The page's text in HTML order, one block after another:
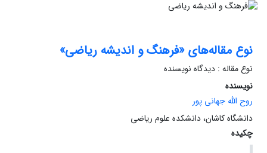
نوع مقاله‌های «فرهنگ و اندیشه ریاضی»
نوع مقاله : دیدگاه نویسنده
نویسنده
روح الله جهانی پور
دانشگاه کاشان، دانشکده علوم ریاضی
چکیده